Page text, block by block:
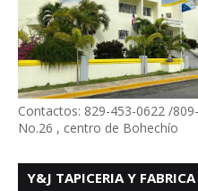
Contactos: 829-453-0622 /
No.26 , centro de Bohechío
Y&J TAPICERIA Y